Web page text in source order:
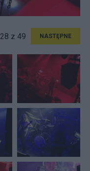
28 z 49 NASTĘPNE